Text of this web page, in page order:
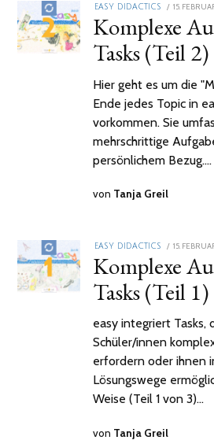
EASY DIDACTICS
POSTED
15.
Komplexe
Tasks (Teil 2)
Hier geht es um die
Ende jedes Topic in
vorkommen. Sie
mehrschrittige
persönlichem Bezug.…
von Tanja Greil
EASY DIDACTICS
POSTED
15.
Komplexe
Tasks (Teil 1)
easy integriert Tasks,
Schüler/innen
erfordern oder ihnen
Lösungswege
Weise (Teil 1 von 3)…
von Tanja Greil